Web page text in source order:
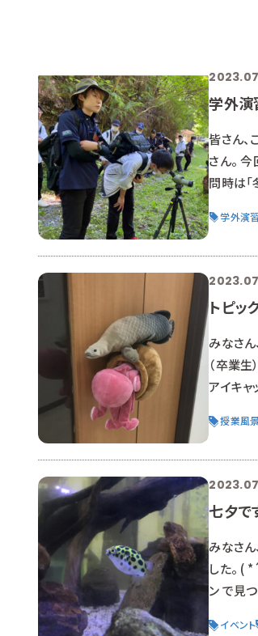
学外演
皆さん、
さん。
問時は「
に姿が
学外演習
トピッ
みなさ
（卒業
アイキ
い人の
授業風
七夕で
みなさん
した。
ン で見
イベント